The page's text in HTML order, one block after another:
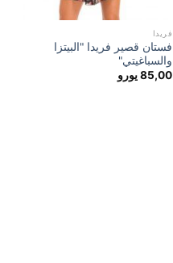
فريدا
فستان قصير فريدا "البيتزا
والسباغيتي"
85,00 يورو